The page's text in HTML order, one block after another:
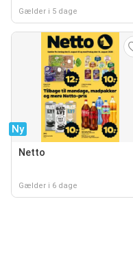
Gælder i 5 dage
Ny
Netto
Gælder i 6 dage